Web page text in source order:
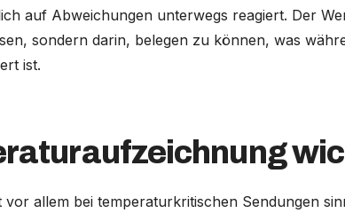
auf Abweichungen unterwegs reagiert. Der
sondern darin, belegen zu können, was
ist.
allem bei temperaturkritischen Sendungen